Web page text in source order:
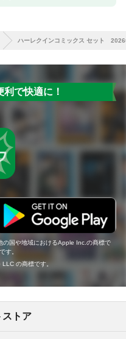
ハーレクインコミックス セット
で快適に！
国や地域におけるApple Inc.の商標で
す。
の商標です。
ストア